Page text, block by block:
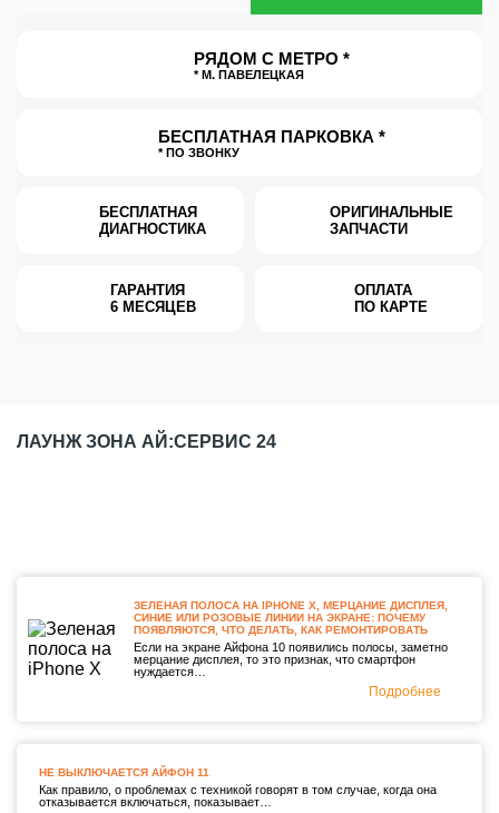
РЯДОМ С МЕТРО *
* М. ПАВЕЛЕЦКАЯ
БЕСПЛАТНАЯ ПАРКОВКА *
* ПО ЗВОНКУ
БЕСПЛАТНАЯ
ДИАГНОСТИКА
ОРИГИНАЛЬНЫЕ
ЗАПЧАСТИ
ГАРАНТИЯ
6 МЕСЯЦЕВ
ОПЛАТА
ПО КАРТЕ
ЛАУНЖ ЗОНА АЙ:СЕРВИС 24
ЗЕЛЕНАЯ ПОЛОСА НА IPHONE X, МЕРЦАНИЕ ДИСПЛЕЯ,
СИНИЕ ИЛИ РОЗОВЫЕ ЛИНИИ НА ЭКРАНЕ: ПОЧЕМУ
ПОЯВЛЯЮТСЯ, ЧТО ДЕЛАТЬ, КАК РЕМОНТИРОВАТЬ
Если на экране Айфона 10 появились полосы, заметно
мерцание дисплея, то это признак, что смартфон
нуждается…
Подробнее
НЕ ВЫКЛЮЧАЕТСЯ АЙФОН 11
Как правило, о проблемах с техникой говорят в том случае, когда она
отказывается включаться, показывает…